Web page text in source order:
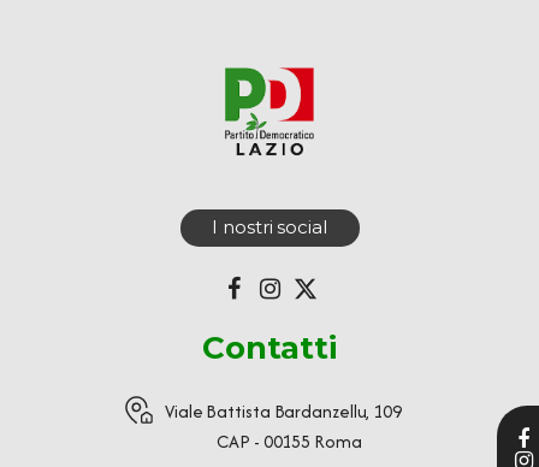
I nostri social
Contatti
Viale Battista Bardanzellu, 109
CAP - 00155 Roma